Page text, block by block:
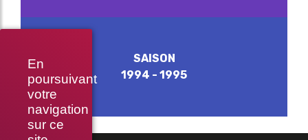
En
poursuivant
votre
navigation
sur ce
SAISON
1994 - 1995